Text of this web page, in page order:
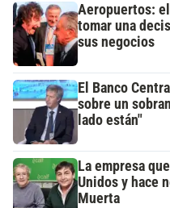
Aeropuertos:
tomar una
sus negocios
El Banco
sobre un
lado están"
La empresa
Unidos y hace
Muerta